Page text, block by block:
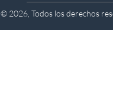
© 2026 , Todos los derechos